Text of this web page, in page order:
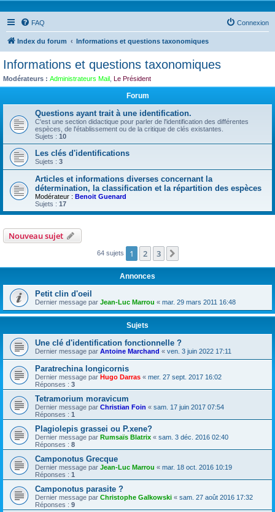
FAQ Connexion
Index du forum Informations et questions taxonomiques
Informations et questions taxonomiques
Modérateurs : Administrateurs Mail Le Président
Forum
Questions ayant trait à une identification.
C'est une section didactique pour parler de l'identification des différentes
espèces, de l'établissement ou de la critique de clés existantes.
Sujets : 10
Les clés d'identifications
Sujets : 3
Articles et informations diverses concernant la
détermination, la classification et la répartition des espèces
Modérateur : Benoit Guenard
Sujets : 17
Nouveau sujet
64 sujets 1 2 3
Annonces
Petit clin d'oeil
Dernier message par Jean-Luc Marrou « mar. 29 mars 2011 16:48
Sujets
Une clé d'identification fonctionnelle ?
Dernier message par Antoine Marchand « ven. 3 juin 2022 17:11
Paratrechina longicornis
Dernier message par Hugo Darras « mer. 27 sept. 2017 16:02
Réponses : 3
Tetramorium moravicum
Dernier message par Christian Foin « sam. 17 juin 2017 07:54
Réponses : 1
Plagiolepis grassei ou P.xene?
Dernier message par Rumsaïs Blatrix « sam. 3 déc. 2016 02:40
Réponses : 8
Camponotus Grecque
Dernier message par Jean-Luc Marrou « mar. 18 oct. 2016 10:19
Réponses : 1
Camponotus parasite ?
Dernier message par Christophe Galkowski « sam. 27 août 2016 17:32
Réponses : 9